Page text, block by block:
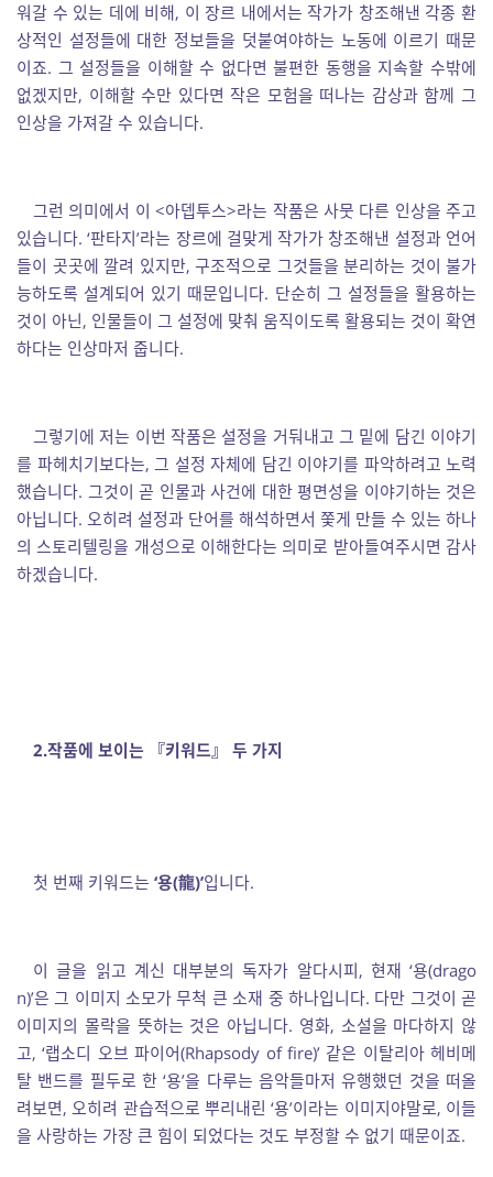
워갈 수 있는 데에 비해, 이 장르 내에서는 작가가 창조해낸 각종 환
상적인 설정들에 대한 정보들을 덧붙여야하는 노동에 이르기 때문
이죠. 그 설정들을 이해할 수 없다면 불편한 동행을 지속할 수밖에
없겠지만, 이해할 수만 있다면 작은 모험을 떠나는 감상과 함께 그
인상을 가져갈 수 있습니다.
그런 의미에서 이 <아뎁투스>라는 작품은 사뭇 다른 인상을 주고
있습니다. ‘판타지’라는 장르에 걸맞게 작가가 창조해낸 설정과 언어
들이 곳곳에 깔려 있지만, 구조적으로 그것들을 분리하는 것이 불가
능하도록 설계되어 있기 때문입니다. 단순히 그 설정들을 활용하는
것이 아닌, 인물들이 그 설정에 맞춰 움직이도록 활용되는 것이 확연
하다는 인상마저 줍니다.
그렇기에 저는 이번 작품은 설정을 거둬내고 그 밑에 담긴 이야기
를 파헤치기보다는, 그 설정 자체에 담긴 이야기를 파악하려고 노력
했습니다. 그것이 곧 인물과 사건에 대한 평면성을 이야기하는 것은
아닙니다. 오히려 설정과 단어를 해석하면서 쫓게 만들 수 있는 하나
의 스토리텔링을 개성으로 이해한다는 의미로 받아들여주시면 감사
하겠습니다.
2.작품에 보이는 『키워드』 두 가지
첫 번째 키워드는 ‘용(龍)’입니다.
이 글을 읽고 계신 대부분의 독자가 알다시피, 현재 ‘용(drago
n)’은 그 이미지 소모가 무척 큰 소재 중 하나입니다. 다만 그것이 곧
이미지의 몰락을 뜻하는 것은 아닙니다. 영화, 소설을 마다하지 않
고, ‘랩소디 오브 파이어(Rhapsody of fire)’ 같은 이탈리아 헤비메
탈 밴드를 필두로 한 ‘용’을 다루는 음악들마저 유행했던 것을 떠올
려보면, 오히려 관습적으로 뿌리내린 ‘용’이라는 이미지야말로, 이들
을 사랑하는 가장 큰 힘이 되었다는 것도 부정할 수 없기 때문이죠.